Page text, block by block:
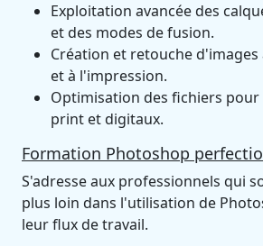
Exploitation avancée des
et des modes de fusion.
Création et retouche d'images
et à l'impression.
Optimisation des fichiers
print et digitaux.
Formation Photoshop
S'adresse aux professionnels qui
plus loin dans l'utilisation de
leur flux de travail.